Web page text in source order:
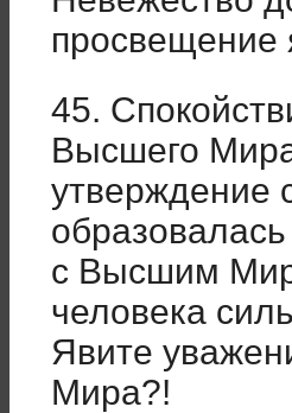
45.
Высшего
утверждение
с Высшим
человека
Явите
Мира?!